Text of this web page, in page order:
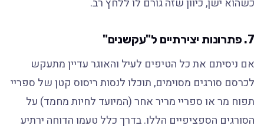
כשהוא ישן, כיוון שזה גורם לו ללחץ רב.
7. פתרונות יצירתיים ל"עקשנים"
אם ניסיתם את כל הטיפים לעיל והאוגר עדיין מתעקש
לכרסם סורגים מסוימים, תוכלו לנסות ריסוס קטן של ספריי
תפוח מר או ספריי מריר אחר (המיועד לחיות מחמד) על
הסורגים הספציפיים הללו. בדרך כלל טעמו הדוחה ירתיע